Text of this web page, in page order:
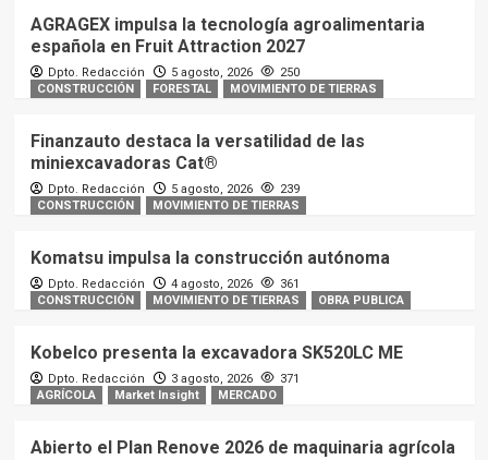
AGRAGEX impulsa la tecnología agroalimentaria
española en Fruit Attraction 2027
Dpto. Redacción 5 agosto, 2026
250
CONSTRUCCIÓN
FORESTAL MOVIMIENTO DE TIERRAS
Finanzauto destaca la versatilidad de las
miniexcavadoras Cat®
Dpto. Redacción 5 agosto, 2026
239
CONSTRUCCIÓN
MOVIMIENTO DE TIERRAS
Komatsu impulsa la construcción autónoma
Dpto. Redacción 4 agosto, 2026
361
CONSTRUCCIÓN
MOVIMIENTO DE TIERRAS OBRA PUBLICA
Kobelco presenta la excavadora SK520LC ME
Dpto. Redacción 3 agosto, 2026
371
AGRÍCOLA
Market Insight MERCADO
Abierto el Plan Renove 2026 de maquinaria agrícola